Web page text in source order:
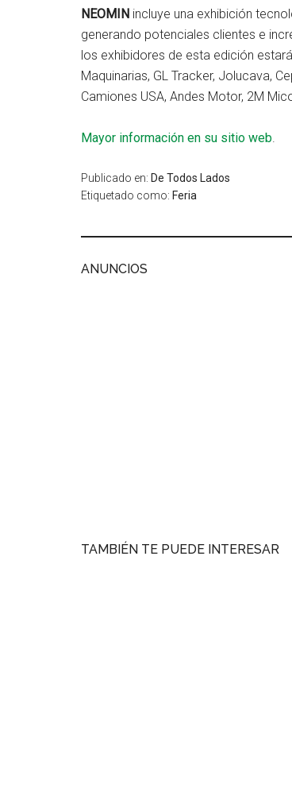
NEOMIN incluye una exhibición
generando potenciales clientes e
los exhibidores de esta edición
Maquinarias, GL Tracker, Jolucava,
Camiones USA, Andes Motor, 2M
Mayor información en su sitio web.
Publicado en: De Todos Lados
Etiquetado como: Feria
ANUNCIOS
TAMBIÉN TE PUEDE INTERESAR